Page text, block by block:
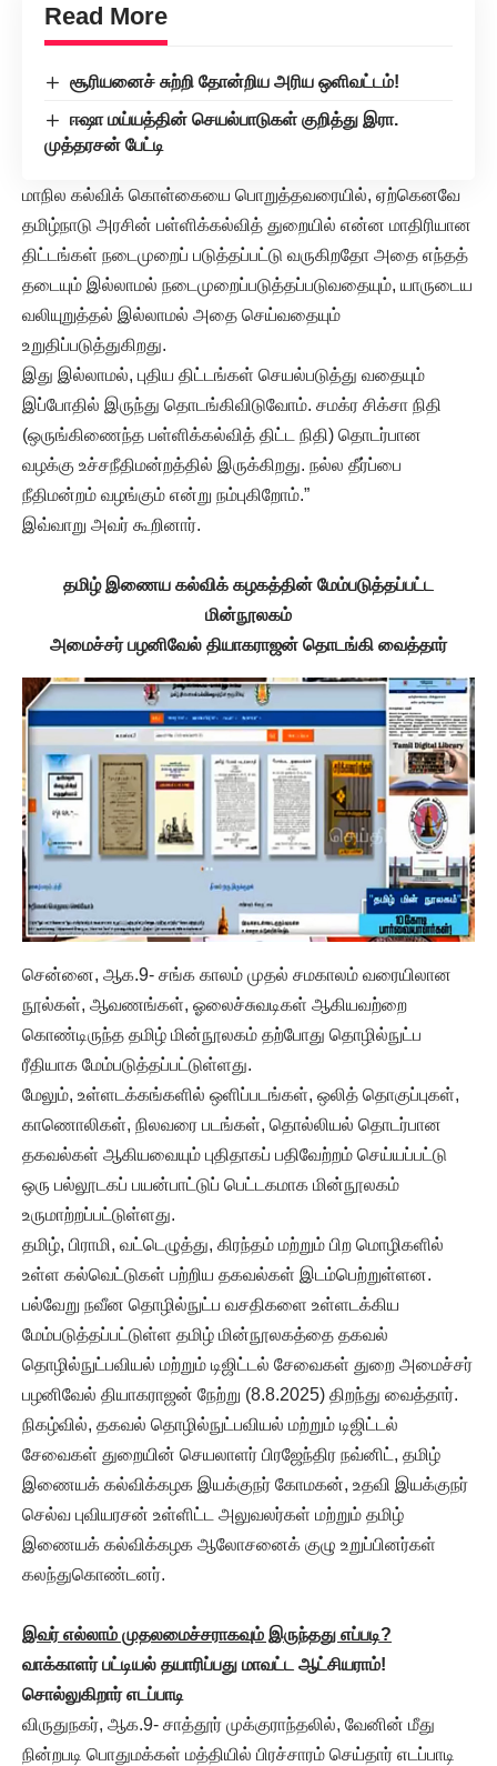
Read More
சூரியனைச் சுற்றி தோன்றிய அரிய ஒளிவட்டம்!
ஈஷா மய்யத்தின் செயல்பாடுகள் குறித்து இரா.
முத்தரசன் பேட்டி
மாநில கல்விக் கொள்கையை பொறுத்தவரையில், ஏற்கெனவே
தமிழ்நாடு அரசின் பள்ளிக்கல்வித் துறையில் என்ன மாதிரியான
திட்டங்கள் நடைமுறைப் படுத்தப்பட்டு வருகிறதோ அதை எந்தத்
தடையும் இல்லாமல் நடைமுறைப்படுத்தப்படுவதையும், யாருடைய
வலியுறுத்தல் இல்லாமல் அதை செய்வதையும்
உறுதிப்படுத்துகிறது.
இது இல்லாமல், புதிய திட்டங்கள் செயல்படுத்து வதையும்
இப்போதில் இருந்து தொடங்கிவிடுவோம். சமக்ர சிக்சா நிதி
(ஒருங்கிணைந்த பள்ளிக்கல்வித் திட்ட நிதி) தொடர்பான
வழக்கு உச்சநீதிமன்றத்தில் இருக்கிறது. நல்ல தீர்ப்பை
நீதிமன்றம் வழங்கும் என்று நம்புகிறோம்.”
இவ்வாறு அவர் கூறினார்.
தமிழ் இணைய கல்விக் கழகத்தின் மேம்படுத்தப்பட்ட
மின்நூலகம்
அமைச்சர் பழனிவேல் தியாகராஜன் தொடங்கி வைத்தார்
சென்னை, ஆக.9- சங்க காலம் முதல் சமகாலம் வரையிலான
நூல்கள், ஆவணங்கள், ஓலைச்சுவடிகள் ஆகியவற்றை
கொண்டிருந்த தமிழ் மின்நூலகம் தற்போது தொழில்நுட்ப
ரீதியாக மேம்படுத்தப்பட்டுள்ளது.
மேலும், உள்ளடக்கங்களில் ஒளிப்படங்கள், ஒலித் தொகுப்புகள்,
காணொலிகள், நிலவரை படங்கள், தொல்லியல் தொடர்பான
தகவல்கள் ஆகியவையும் புதிதாகப் பதிவேற்றம் செய்யப்பட்டு
ஒரு பல்லூடகப் பயன்பாட்டுப் பெட்டகமாக மின்நூலகம்
உருமாற்றப்பட்டுள்ளது.
தமிழ், பிராமி, வட்டெழுத்து, கிரந்தம் மற்றும் பிற மொழிகளில்
உள்ள கல்வெட்டுகள் பற்றிய தகவல்கள் இடம்பெற்றுள்ளன.
பல்வேறு நவீன தொழில்நுட்ப வசதிகளை உள்ளடக்கிய
மேம்படுத்தப்பட்டுள்ள தமிழ் மின்நூலகத்தை தகவல்
தொழில்நுட்பவியல் மற்றும் டிஜிட்டல் சேவைகள் துறை அமைச்சர்
பழனிவேல் தியாகராஜன் நேற்று (8.8.2025) திறந்து வைத்தார்.
நிகழ்வில், தகவல் தொழில்நுட்பவியல் மற்றும் டிஜிட்டல்
சேவைகள் துறையின் செயலாளர் பிரஜேந்திர நவ்னிட், தமிழ்
இணையக் கல்விக்கழக இயக்குநர் கோமகன், உதவி இயக்குநர்
செல்வ புவியரசன் உள்ளிட்ட அலுவலர்கள் மற்றும் தமிழ்
இணையக் கல்விக்கழக ஆலோசனைக் குழு உறுப்பினர்கள்
கலந்துகொண்டனர்.
இவர் எல்லாம் முதலமைச்சராகவும் இருந்தது எப்படி?
வாக்காளர் பட்டியல் தயாரிப்பது மாவட்ட ஆட்சியராம்!
சொல்லுகிறார் எடப்பாடி
விருதுநகர், ஆக.9- சாத்தூர் முக்குராந்தலில், வேனின் மீது
நின்றபடி பொதுமக்கள் மத்தியில் பிரச்சாரம் செய்தார் எடப்பாடி